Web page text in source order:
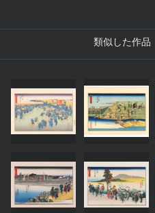
類似した作品